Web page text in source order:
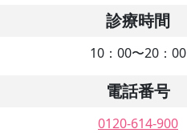
診療時間
10：00〜20：00
電話番号
0120-614-900